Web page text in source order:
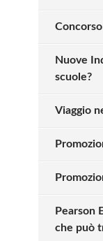
Nuove
scuole?
Viaggio
Pearson
che può
Solo gli